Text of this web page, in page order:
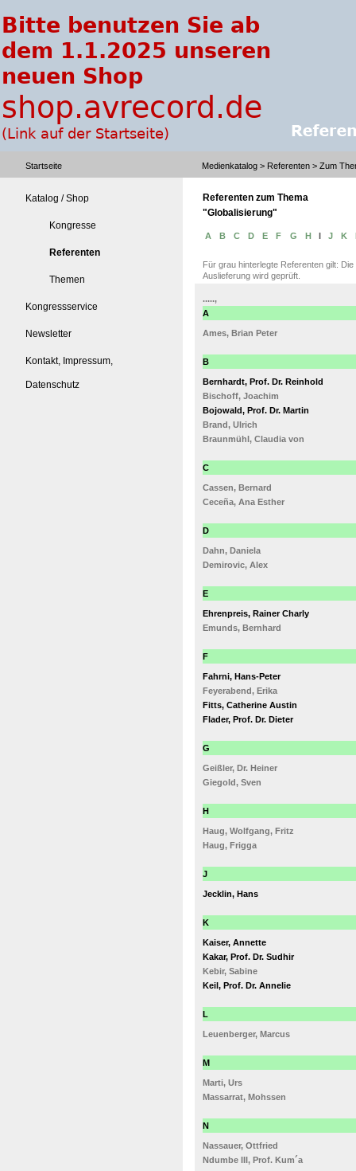
Startseite Medienkatalog > Referenten > Zum
Katalog / Shop
Kongresse
Referenten
Themen
Kongressservice
Newsletter
Kontakt, Impressum,
Datenschutz
Referenten zum Thema
"Globalisierung"
A B C D E F G H I J K
Für grau hinterlegte Referenten gilt:
Auslieferung wird geprüft.
.....,
A
Ames, Brian Peter
B
Bernhardt, Prof. Dr. Reinhold
Bischoff, Joachim
Bojowald, Prof. Dr. Martin
Brand, Ulrich
Braunmühl, Claudia von
C
Cassen, Bernard
Ceceña, Ana Esther
D
Dahn, Daniela
Demirovic, Alex
E
Ehrenpreis, Rainer Charly
Emunds, Bernhard
F
Fahrni, Hans-Peter
Feyerabend, Erika
Fitts, Catherine Austin
Flader, Prof. Dr. Dieter
G
Geißler, Dr. Heiner
Giegold, Sven
H
Haug, Wolfgang, Fritz
Haug, Frigga
J
Jecklin, Hans
K
Kaiser, Annette
Kakar, Prof. Dr. Sudhir
Kebir, Sabine
Keil, Prof. Dr. Annelie
L
Leuenberger, Marcus
M
Marti, Urs
Massarrat, Mohssen
N
Nassauer, Ottfried
Ndumbe III, Prof. Kum´a